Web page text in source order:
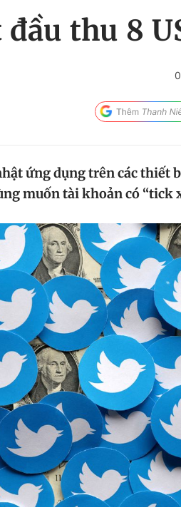
thu 8
ứng dụng trên các thiết
muốn tài khoản có “tick